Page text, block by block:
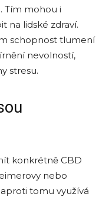
Tím mohou i
na lidské zdraví.
schopnost tlumení
nevolností,
stresu.
konkrétně CBD
nebo
tomu využívá